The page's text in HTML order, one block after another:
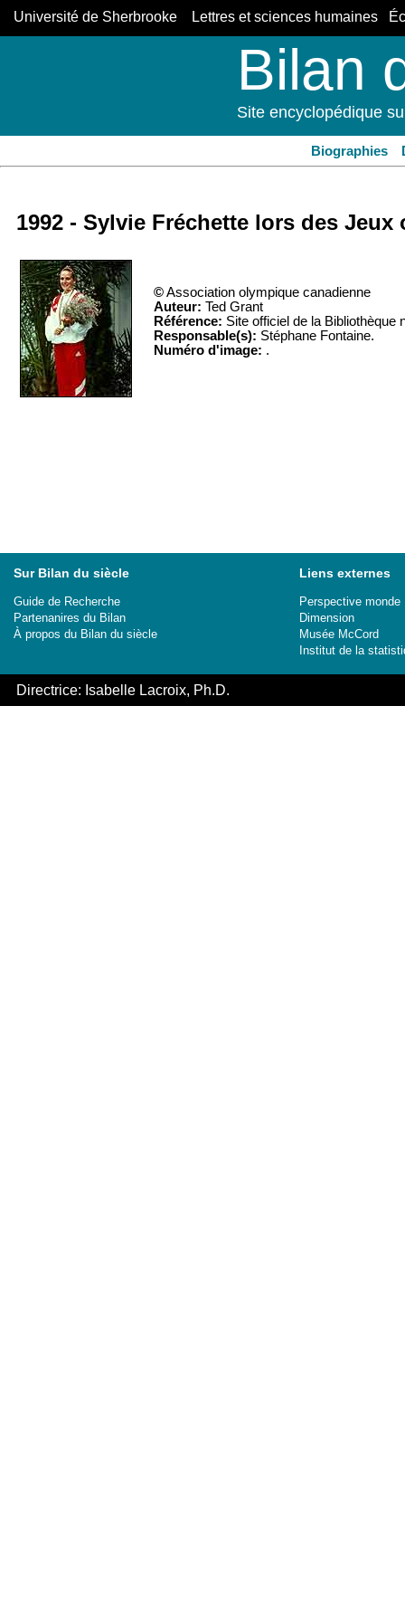
Université de Sherbrooke Lettres et sciences humaines
Bilan
Site encyclopédique
Biographies
1992 - Sylvie Fréchette lors des
©Association olympique canadienne
Auteur: Ted Grant
Référence: Site officiel de la Bibliothèque
Responsable(s): Stéphane Fontaine.
Numéro d'image: .
Sur Bilan du siècle
Guide de Recherche
Partenanires du Bilan
À propos du Bilan du siècle
Liens externes
Perspective monde
Dimension
Musée McCord
Institut de la
Directrice: Isabelle Lacroix, Ph.D.